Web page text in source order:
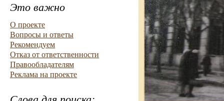
Это важно
О проекте
Вопросы и ответы
Рекомендуем
Отказ от ответственности
Правообладателям
Реклама на проекте